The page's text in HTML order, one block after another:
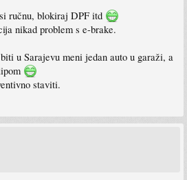
ručnu, blokiraj DPF itd
nikad problem s e-brake.
u Sarajevu meni jedan auto u garaži, a
staviti.